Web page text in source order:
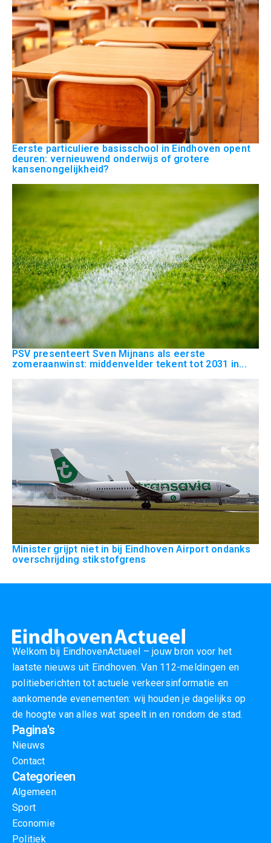
Eerste particuliere basisschool in Eindhoven opent
deuren: vernieuwend onderwijs of grotere
kansenongelijkheid?
PSV presenteert Sven Mijnans als eerste
zomeraanwinst: middenvelder tekent tot 2031 in...
Minister grijpt niet in bij Eindhoven Airport ondanks
overschrijding stikstofgrens
Welkom bij EindhovenActueel – jouw bron voor het
laatste nieuws uit Eindhoven. Van 112-meldingen en
politieberichten tot actuele verkeersinformatie en
aankomende evenementen: wij houden je dagelijks op
de hoogte van alles wat speelt in en rondom de stad.
Pagina's
Nieuws
Contact
Categorieen
Algemeen
Sport
Economie
Politiek